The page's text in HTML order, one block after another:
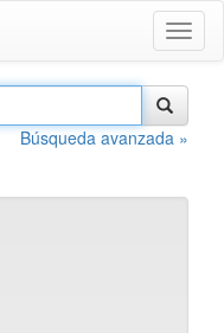
Búsqueda avanzada »